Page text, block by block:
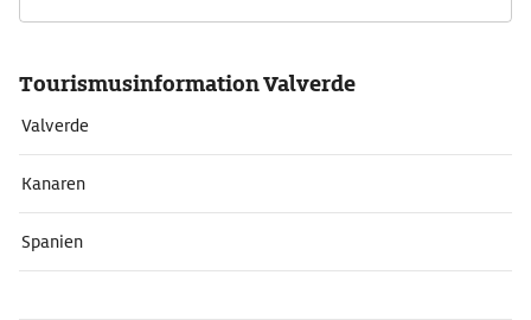
Tourismusinformation Valverde
Valverde
Kanaren
Spanien